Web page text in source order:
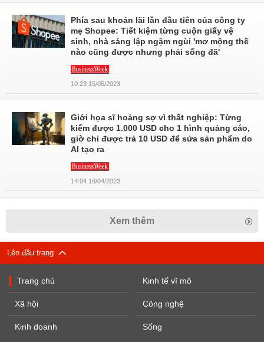
Phía sau khoản lãi lần đầu tiên của công ty
mẹ Shopee: Tiết kiệm từng cuộn giấy vệ
sinh, nhà sáng lập ngậm ngùi 'mơ mộng thế
nào cũng được nhưng phải sống đã'
10:23 15/05/2023
Giới họa sĩ hoảng sợ vì thất nghiệp: Từng
kiếm được 1.000 USD cho 1 hình quảng cáo,
giờ chỉ được trả 10 USD để sửa sản phẩm do
AI tạo ra
14:04 18/04/2023
Xem thêm
Lên đầu trang
Trang chủ
Xã hội
Kinh doanh
Kinh tế vĩ mô
Công nghệ
Sống